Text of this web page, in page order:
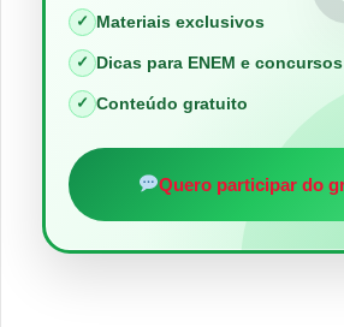
✓ Materiais exclusivos
✓ Dicas para ENEM e concursos
✓ Conteúdo gratuito
Quero participar do